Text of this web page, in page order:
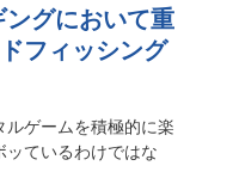
グにおいて重
フィッシング
ゲームを積極的に楽
ッているわけではな